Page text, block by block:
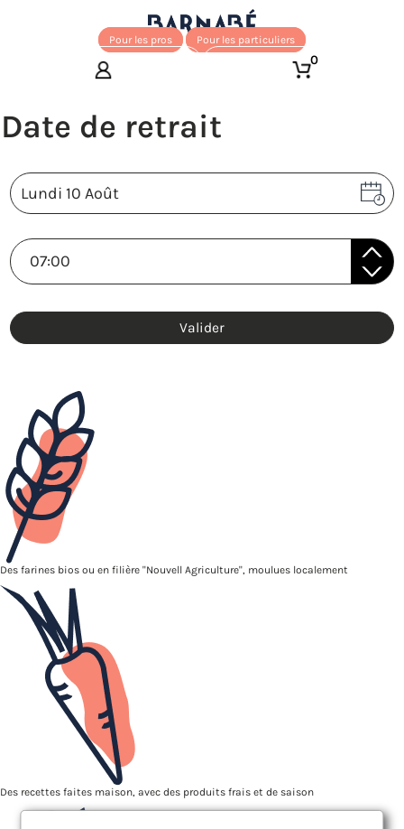
Pour les pros Pour les particuliers
0
Valider
Des farines bios ou en filière "Nouvell Agriculture", moulues localement
Des recettes faites maison, avec des produits frais et de saison